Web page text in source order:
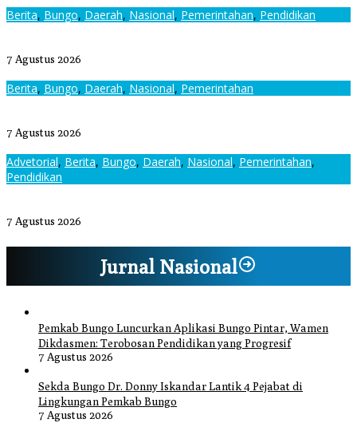
Berita, Bungo, Daerah, Nasional, Pemerintahan, Pendidikan
7 Agustus 2026
Berita, Bungo, Daerah, Nasional, Pemerintahan
7 Agustus 2026
Advetorial, Berita, Bungo, Daerah, Nasional, Pemerintahan,
Pendidikan
7 Agustus 2026
Jurnal Nasional
Pemkab Bungo Luncurkan Aplikasi Bungo Pintar, Wamen
Dikdasmen: Terobosan Pendidikan yang Progresif
7 Agustus 2026
Sekda Bungo Dr. Donny Iskandar Lantik 4 Pejabat di
Lingkungan Pemkab Bungo
7 Agustus 2026